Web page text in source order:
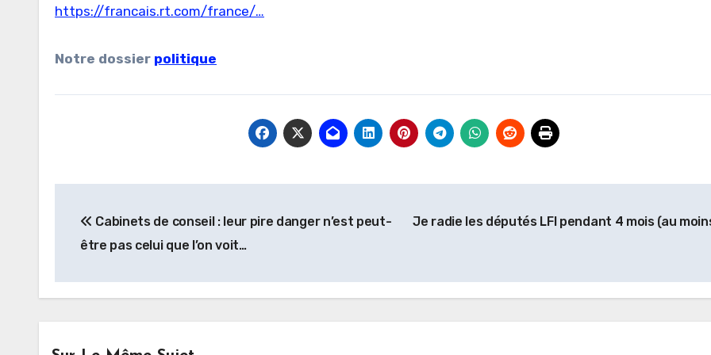
https://francais.rt.com/france/…
Notre dossier politique
de
Cabinets de conseil : leur pire danger n’est peut-
être pas celui que l’on voit…
Je radie les députés LFI pendant 4 mois (au